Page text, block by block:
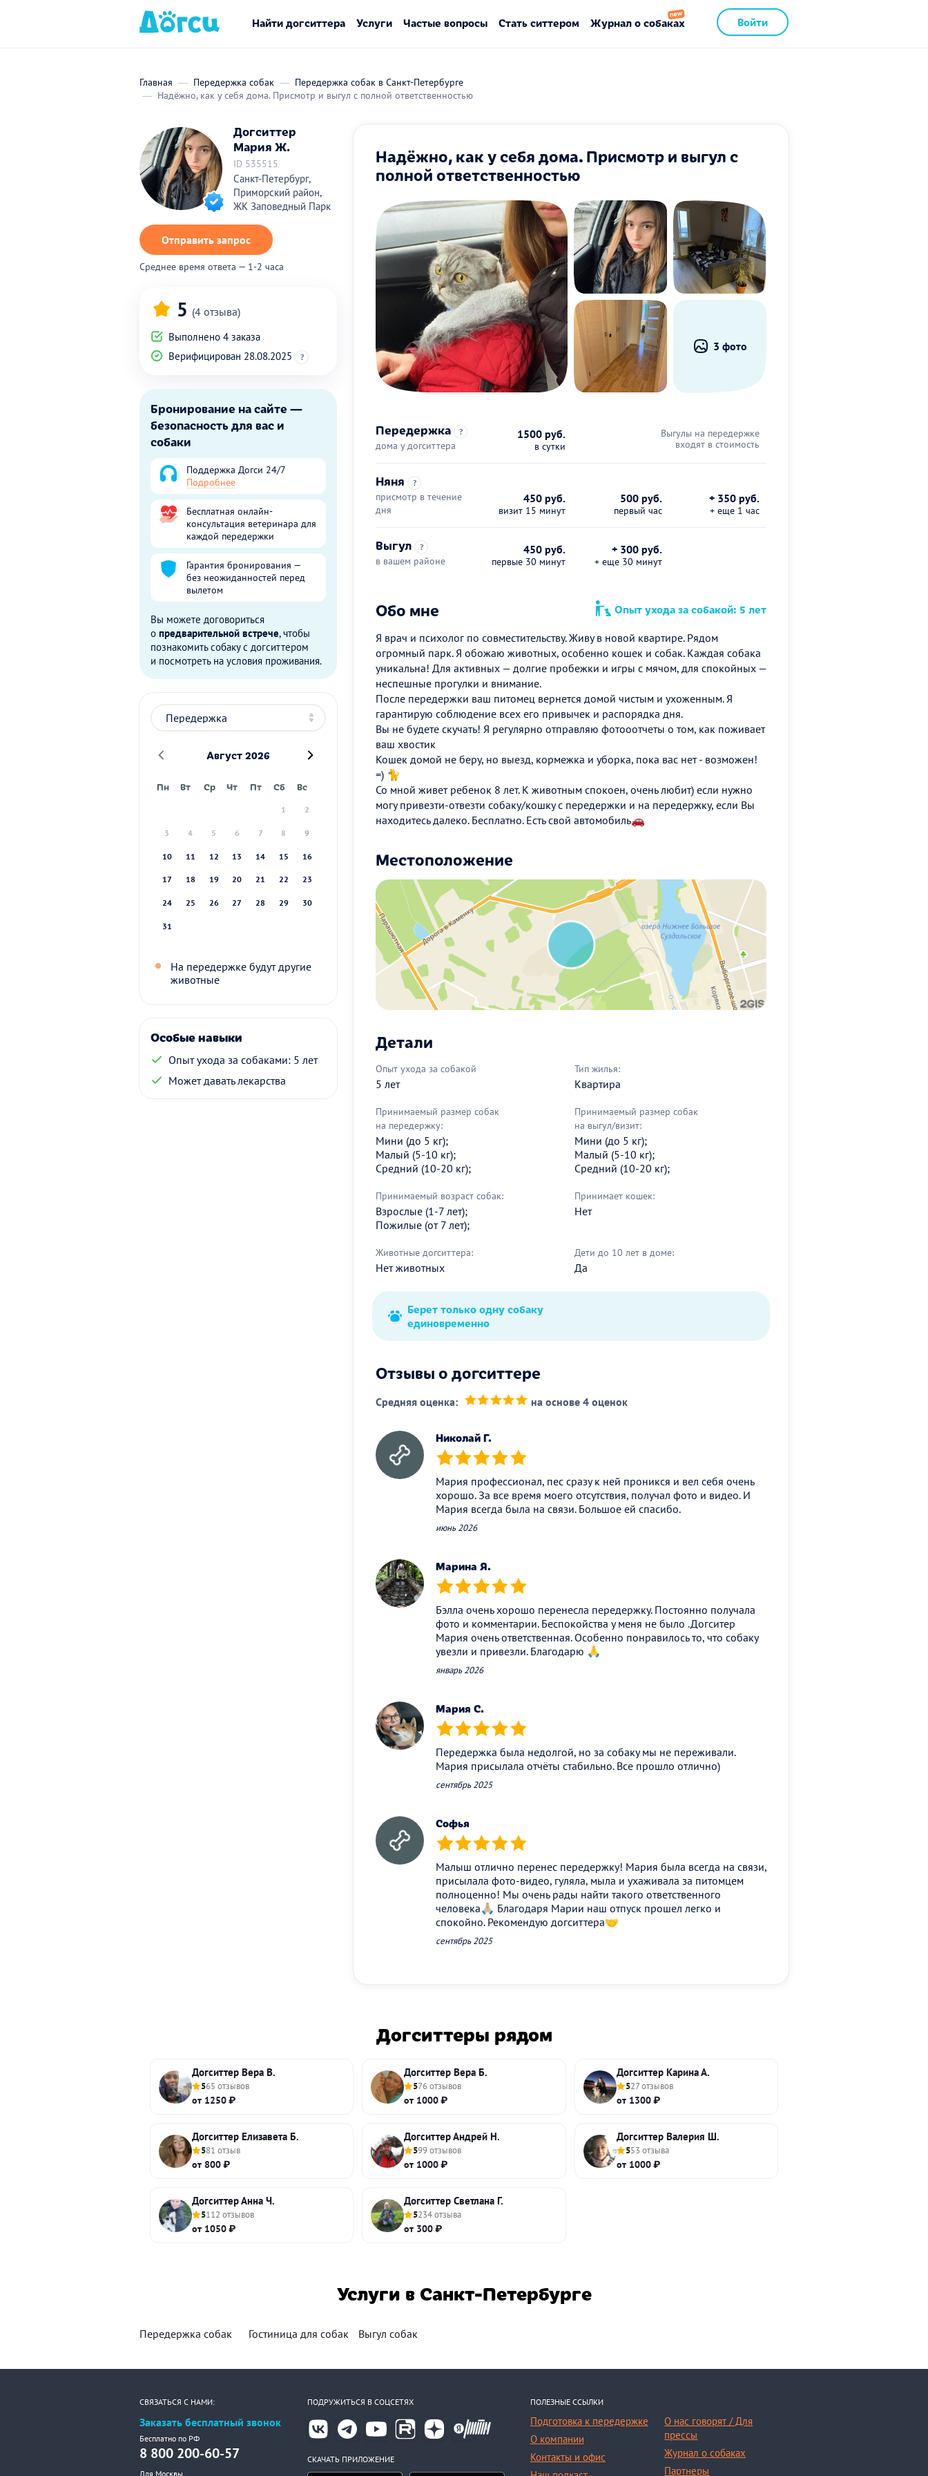
Войти
Найти догситтера Услуги Частые вопросы Стать ситтером Журнал о собаках
Главная Передержка собак
Передержка собак в Санкт-Петербурге
Надёжно, как у себя дома. Присмотр и выгул с полной ответственностью
Догситтер
Мария Ж.
ID 535515
Санкт-Петербург,
Приморский район,
ЖК Заповедный Парк
Отправить запрос
Среднее время ответа — 1-2 часа
5 (4 отзыва)
Выполнено 4 заказа
Верифицирован 28.08.2025
?
Бронирование на сайте —
безопасность для вас и
собаки
Поддержка Догси 24/7
Подробнее
Бесплатная онлайн-
консультация ветеринара для
каждой передержки
Гарантия бронирования —
без неожиданностей перед
вылетом
Вы можете договориться
о предварительной встрече, чтобы
познакомить собаку с догситтером
и посмотреть на условия проживания.
Август 2026
Пн Вт Ср Чт Пт Сб Вс
1 2
3 4 5 6 7 8 9
10 11 12 13 14 15 16
17 18 19 20 21 22 23
24 25 26 27 28 29 30
31
На передержке будут другие
животные
Особые навыки
Опыт ухода за собаками: 5 лет
Может давать лекарства
Надёжно, как у себя дома. Присмотр и выгул с
полной ответственностью
3 фото
Передержка ?
дома у догситтера
1500 руб.
в сутки
Выгулы на передержке
входят в стоимость
Няня ?
присмотр в течение
дня
450 руб.
визит 15 минут
500 руб.
первый час
+ 350 руб.
+ еще 1 час
Выгул ?
в вашем районе
450 руб.
первые 30 минут
+ 300 руб.
+ еще 30 минут
Обо мне Опыт ухода за собакой: 5 лет
Я врач и психолог по совместительству. Живу в новой квартире. Рядом
огромный парк. Я обожаю животных, особенно кошек и собак. Каждая собака
уникальна! Для активных — долгие пробежки и игры с мячом, для спокойных —
неспешные прогулки и внимание.
После передержки ваш питомец вернется домой чистым и ухоженным. Я
гарантирую соблюдение всех его привычек и распорядка дня.
Вы не будете скучать! Я регулярно отправляю фотооотчеты о том, как поживает
ваш хвостик
Кошек домой не беру, но выезд, кормежка и уборка, пока вас нет - возможен!
=) 🐈
Со мной живет ребенок 8 лет. К животным спокоен, очень любит) если нужно
могу привезти-отвезти собаку/кошку с передержки и на передержку, если Вы
находитесь далеко. Бесплатно. Есть свой автомобиль🚗
Местоположение
Детали
Опыт ухода за собакой
5 лет
Тип жилья:
Квартира
Принимаемый размер собак
на передержку:
Мини (до 5 кг);
Малый (5-10 кг);
Средний (10-20 кг);
Принимаемый размер собак
на выгул/визит:
Мини (до 5 кг);
Малый (5-10 кг);
Средний (10-20 кг);
Принимаемый возраст собак:
Взрослые (1-7 лет);
Пожилые (от 7 лет);
Принимает кошек:
Нет
Животные догситтера:
Нет животных
Дети до 10 лет в доме:
Да
Берет только одну собаку
единовременно
Отзывы о догситтере
Средняя оценка: на основе 4 оценок
Николай Г.
(*) (*) (*) (*) (*)
Мария профессионал, пес сразу к ней проникся и вел себя очень
хорошо. За все время моего отсутствия, получал фото и видео. И
Мария всегда была на связи. Большое ей спасибо.
июнь 2026
Марина Я.
(*) (*) (*) (*) (*)
Бэлла очень хорошо перенесла передержку. Постоянно получала
фото и комментарии. Беспокойства у меня не было .Догситер
Мария очень ответственная. Особенно понравилось то, что собаку
увезли и привезли. Благодарю 🙏
январь 2026
Мария С.
(*) (*) (*) (*) (*)
Передержка была недолгой, но за собаку мы не переживали.
Мария присылала отчёты стабильно. Все прошло отлично)
сентябрь 2025
Софья
(*) (*) (*) (*) (*)
Малыш отлично перенес передержку! Мария была всегда на связи,
присылала фото-видео, гуляла, мыла и ухаживала за питомцем
полноценно! Мы очень рады найти такого ответственного
человека🙏🏼 Благодаря Марии наш отпуск прошел легко и
спокойно. Рекомендую догситтера🤝
сентябрь 2025
Догситтеры рядом
Догситтер Вера В.
565 отзывов
от 1250 ₽
Догситтер Вера Б.
576 отзывов
от 1000 ₽
Догситтер Карина А.
527 отзывов
от 1300 ₽
Догситтер Елизавета Б.
581 отзыв
от 800 ₽
Догситтер Андрей Н.
599 отзывов
от 1000 ₽
Догситтер Валерия Ш.
553 отзыва
от 1000 ₽
Догситтер Анна Ч.
5112 отзывов
от 1050 ₽
Догситтер Светлана Г.
5234 отзыва
от 300 ₽
Услуги в Санкт-Петербурге
Передержка собак Гостиница для собак Выгул собак
СВЯЗАТЬСЯ С НАМИ:
Заказать бесплатный звонок
Бесплатно по РФ
8 800 200-60-57
Для Москвы
ПОДРУЖИТЬСЯ В СОЦСЕТЯХ
СКАЧАТЬ ПРИЛОЖЕНИЕ
ПОЛЕЗНЫЕ ССЫЛКИ
Подготовка к передержке
О компании
Контакты и офис
О нас говорят / Для
прессы
Журнал о собаках
Партнеры